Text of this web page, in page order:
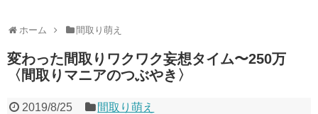
ホーム 間取り萌え
変わった間取りワクワク妄想タイム〜250万
〈間取りマニアのつぶやき〉
2019/8/25 間取り萌え